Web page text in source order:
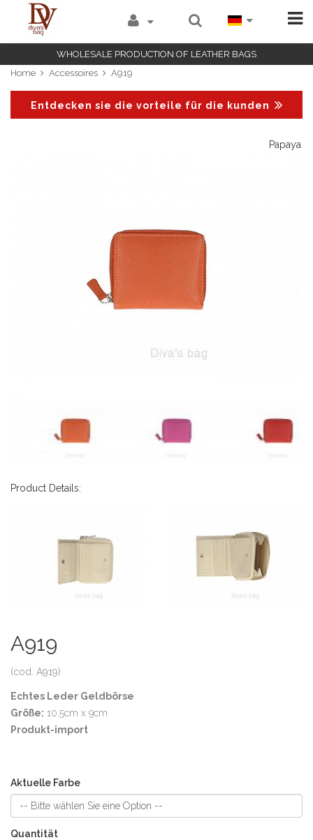
WHOLESALE PRODUCTION OF LEATHER BAGS
Home
Accessoires A919
Entdecken sie die vorteile für die kunden
Papaya
Product Details:
A919
(cod. A919)
Echtes Leder Geldbörse
Größe: 10,5cm x 9cm
Produkt-import
Aktuelle Farbe
Quantität